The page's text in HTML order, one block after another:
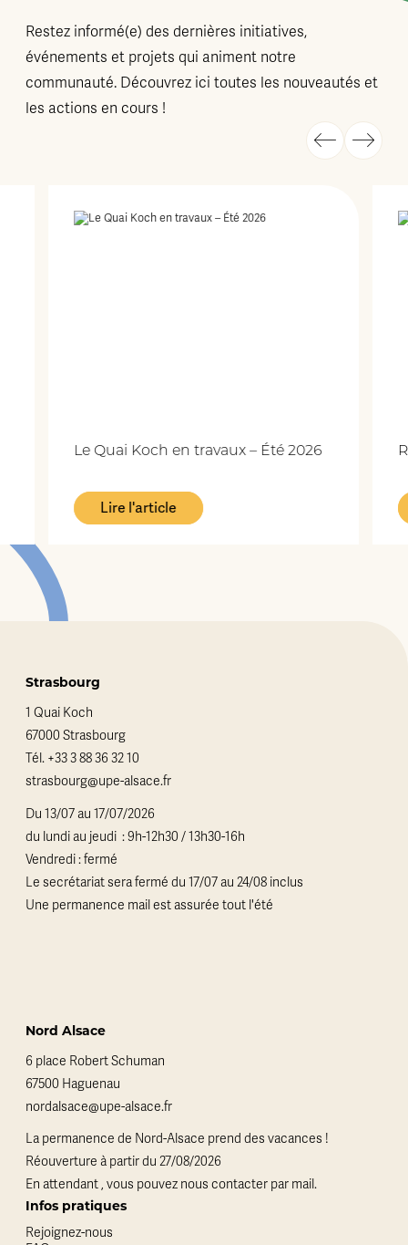
Restez informé(e) des dernières initiatives,
événements et projets qui animent notre
communauté. Découvrez ici toutes les nouveautés et
les actions en cours !
Le Quai Koch en travaux – Été 2026
Lire l'article
Strasbourg
1 Quai Koch
67000 Strasbourg
Tél. +33 3 88 36 32 10
strasbourg@upe-alsace.fr
Du 13/07 au 17/07/2026
du lundi au jeudi : 9h-12h30 / 13h30-16h
Vendredi : fermé
Le secrétariat sera fermé du 17/07 au 24/08 inclus
Une permanence mail est assurée tout l'été
Nord Alsace
6 place Robert Schuman
67500 Haguenau
nordalsace@upe-alsace.fr
La permanence de Nord-Alsace prend des vacances !
Réouverture à partir du 27/08/2026
En attendant , vous pouvez nous contacter par mail.
Infos pratiques
Rejoignez-nous